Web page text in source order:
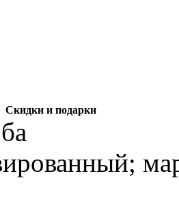
Скидки и подарки